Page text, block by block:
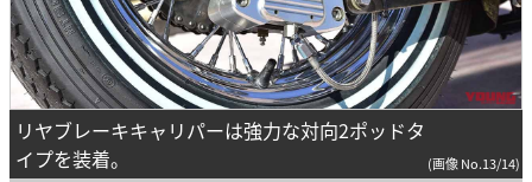
リヤブレーキキャリパーは強力な対向2ポッドタ
イプを装着。
(画像 No.13/14)